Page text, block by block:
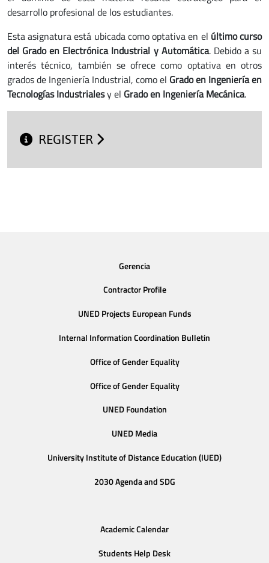
desarrollo profesional de los estudiantes.
Esta asignatura está ubicada como optativa en el último curso
del Grado en Electrónica Industrial y Automática. Debido a su
interés técnico, también se ofrece como optativa en otros
grados de Ingeniería Industrial, como el Grado en Ingeniería en
Tecnologías Industrialesy el Grado en Ingeniería Mecánica.
REGISTER
Gerencia
Contractor Profile
UNED Projects European Funds
Internal Information Coordination Bulletin
Office of Gender Equality
Office of Gender Equality
UNED Foundation
UNED Media
University Institute of Distance Education (IUED)
2030 Agenda and SDG
Academic Calendar
Students Help Desk